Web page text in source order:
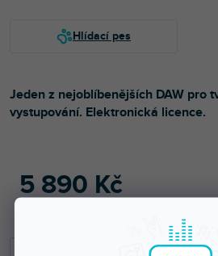
5 890 Kč
Jeden z nejoblíbenějších DAW pro
vystupování. Elektronická licence.